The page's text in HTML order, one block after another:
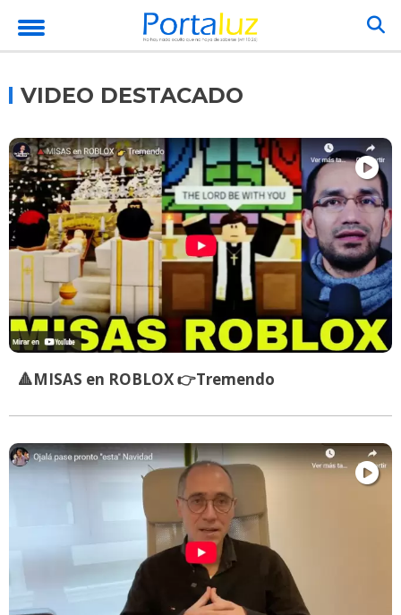
VIDEO DESTACADO
🔺MISAS en ROBLOX 👉Tremendo